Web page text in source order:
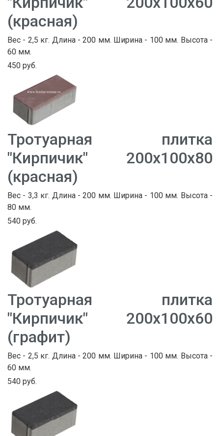
(красная)
Вес - 2,5 кг. Длина - 200 мм. Ширина - 100 мм. Высота -
60 мм.
450 руб.
Тротуарная плитка
"Кирпичик" 200х100х80
(красная)
Вес - 3,3 кг. Длина - 200 мм. Ширина - 100 мм. Высота -
80 мм.
540 руб.
Тротуарная плитка
"Кирпичик" 200х100х60
(графит)
Вес - 2,5 кг. Длина - 200 мм. Ширина - 100 мм. Высота -
60 мм.
540 руб.